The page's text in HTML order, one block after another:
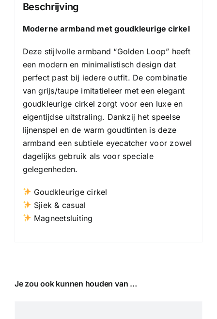
Beschrijving
Moderne armband met goudkleurige cirkel
Deze stijlvolle armband “Golden Loop” heeft
een modern en minimalistisch design dat
perfect past bij iedere outfit. De combinatie
van grijs/taupe imitatieleer met een elegant
goudkleurige cirkel zorgt voor een luxe en
eigentijdse uitstraling. Dankzij het speelse
lijnenspel en de warm goudtinten is deze
armband een subtiele eyecatcher voor zowel
dagelijks gebruik als voor speciale
gelegenheden.
Goudkleurige cirkel
Sjiek & casual
Magneetsluiting
Je zou ook kunnen houden van …